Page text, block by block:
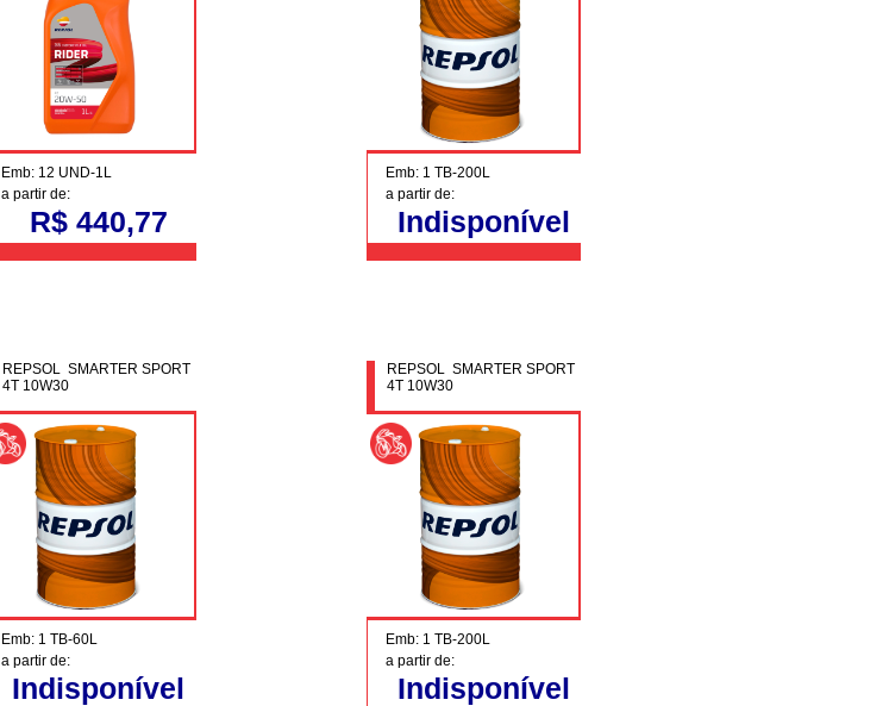
Emb: 12 UND-1L
a partir de:
R$ 440,77
Emb: 1 TB-200L
a partir de:
Indisponível
REPSOL SMARTER SPORT
4T 10W30
Emb: 1 TB-60L
a partir de:
Indisponível
REPSOL SMARTER SPORT
4T 10W30
Emb: 1 TB-200L
a partir de:
Indisponível